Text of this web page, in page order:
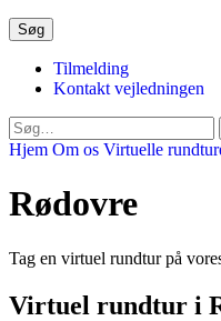
Søg
Tilmelding
Kontakt vejledningen
Luk
søgeformular
Hjem Om os Virtuelle
Rødovre
Tag en virtuel rundtur på
Virtuel rundtur i